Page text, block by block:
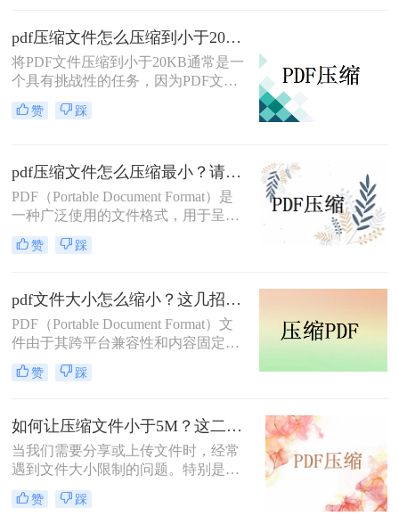
件的传输和打开速度。为了解决pdf怎
么压缩的小一点问题，我们可以对
PDF文件进行压缩，以减小其文件大
小。本文将介绍几种方法来压缩PDF
文件，使其变得更小。
pdf压缩文件怎么压缩到小于20k？这几招让你轻松压缩！
将PDF文件压缩到小于20KB通常是一
个具有挑战性的任务，因为PDF文件
往往包含多种元素，如文本、图像和
媒体内容，这些都可能显著增加文件
小PDF文件的大小。那么pdf压缩文件
怎么压缩到小于20k呢？以下是几种
不同的方法，您可以尝试将PDF文件
赞 踩
pdf压缩文件怎么压缩最小？请收好这些PDF压缩方法！
PDF（Portable Document Format）是
一种广泛使用的文件格式，用于呈现
和交换文档。然而，有时PDF文件可
能会变得非常大，这不仅会占用大量
能会变得不方便。为了解决这个问
题，PDF压缩成为了一个有效的解决
方案。本文将介绍pdf压缩文件怎么压
缩最小。
赞 踩
pdf文件大小怎么缩小？这几招让你轻松压缩！
PDF（Portable Document Format）文
件由于其跨平台兼容性和内容固定的
特性，被广泛应用于各种场景。然
而，有时我们可能会遇到PDF文件过
空间，而且在传输和分享时也会带来
不便。那么，pdf文件大小怎么缩小
呢？本文将为您介绍几种实用的方
法。
赞 踩
如何让压缩文件小于5M？这二招让你轻松压缩！
当我们需要分享或上传文件时，经常
遇到文件大小限制的问题。特别是在
网络传输或存储空间有限的情况下，
将文件压缩到合适的大小显得尤为重
赞 踩